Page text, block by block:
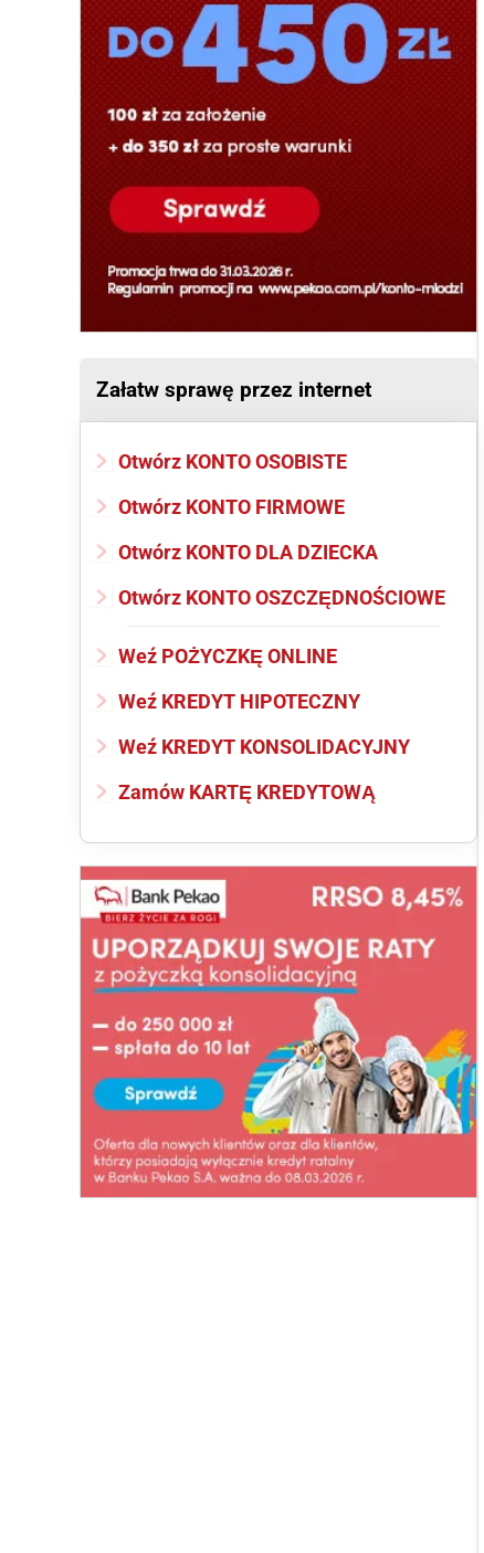
Załatw sprawę przez internet
Otwórz KONTO OSOBISTE
Otwórz KONTO FIRMOWE
Otwórz KONTO DLA DZIECKA
Otwórz KONTO OSZCZĘDNOŚCIOWE
Weź POŻYCZKĘ ONLINE
Weź KREDYT HIPOTECZNY
Weź KREDYT KONSOLIDACYJNY
Zamów KARTĘ KREDYTOWĄ